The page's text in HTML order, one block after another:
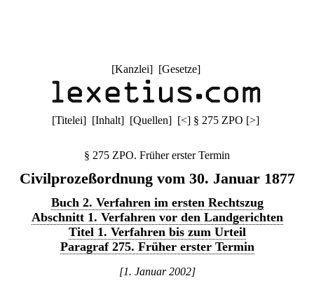
[Kanzlei] [Gesetze]
[Titelei] [Inhalt] [Quellen] [<] § 275 ZPO [>]
§ 275 ZPO. Früher erster Termin
Civilprozeßordnung vom 30. Januar 1877
Buch 2. Verfahren im ersten Rechtszug
Abschnitt 1. Verfahren vor den Landgerichten
Titel 1. Verfahren bis zum Urteil
Paragraf 275. Früher erster Termin
[1. Januar 2002]